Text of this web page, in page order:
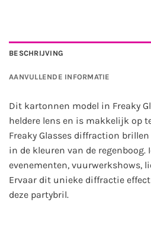
BESCHRIJVING
AANVULLENDE INFORMATIE
Dit kartonnen model in Freaky
heldere lens en is makkelijk op
Freaky Glasses diffraction
in de kleuren van de regenboog.
evenementen, vuurwerkshows,
Ervaar dit unieke diffractie
deze partybril.